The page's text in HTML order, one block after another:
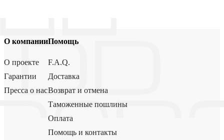
О компании
О проекте
Гарантии
Пресса о нас
Помощь
F.A.Q.
Доставка
Возврат и отмена
Таможенные пошлины
Оплата
Помощь и контакты